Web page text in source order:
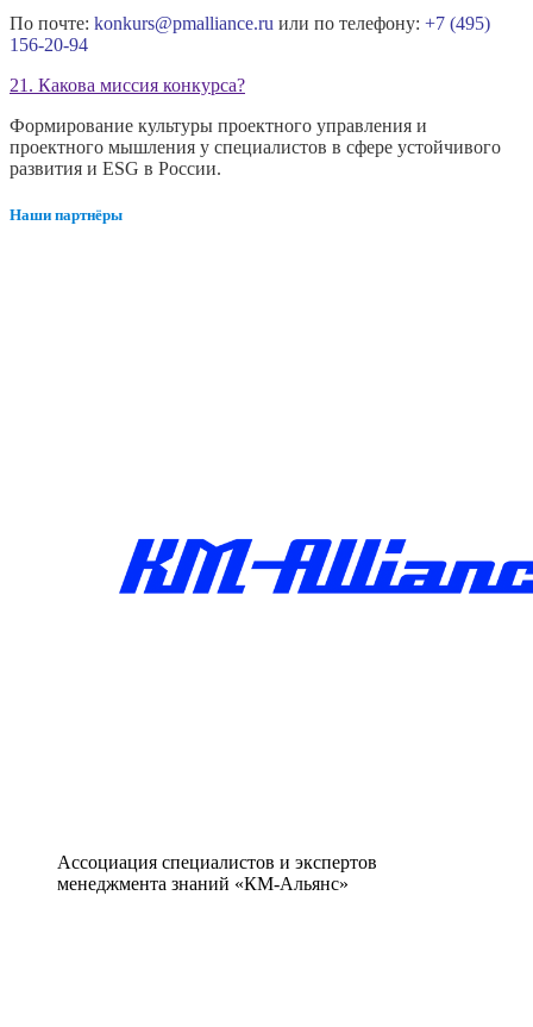
По почте: konkurs@pmalliance.ru или по телефону: +7 (495)
156-20-94
21. Какова миссия конкурса?
Формирование культуры проектного управления и
проектного мышления у специалистов в сфере устойчивого
развития и ESG в России.
Наши партнёры
Ассоциация специалистов и экспертов
менеджмента знаний «КМ-Альянс»